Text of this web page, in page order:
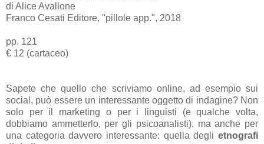
di Alice Avallone
Franco Cesati Editore, "pillole app.", 2018
pp. 121
€ 12 (cartaceo)
Sapete che quello che scriviamo online, ad esempio sui
social, può essere un interessante oggetto di indagine? Non
solo per il marketing o per i linguisti (e qualche volta,
dobbiamo ammetterlo, per gli psicoanalisti), ma anche per
una categoria davvero interessante: quella degli etnografi